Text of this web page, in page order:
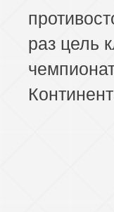
раз цель